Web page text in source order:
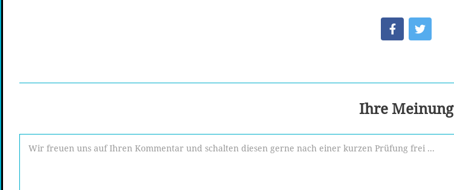
Ihre Meinung